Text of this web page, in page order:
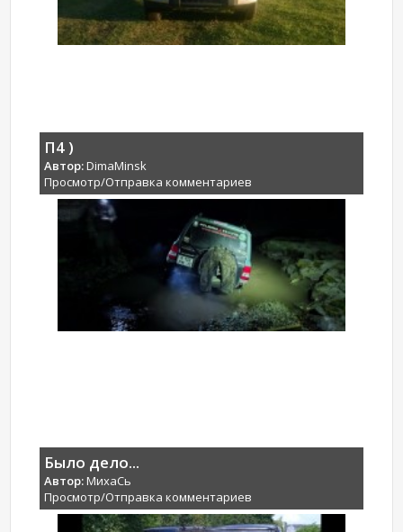
П4 )
Автор:DimaMinsk
Просмотр/Отправка комментариев
Было дело...
Автор:МихаCь
Просмотр/Отправка комментариев